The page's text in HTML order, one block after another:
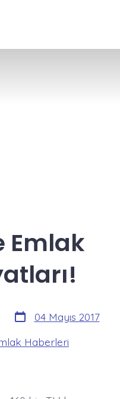
Emlak
Yazı
tarihi
04 Mayıs 2017
Haberleri